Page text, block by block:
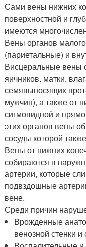
Сами вены нижних
поверхностной и
имеются
Вены органов
(париетальные) и
Висцеральные вены
яичников, матки,
семявыносящих
мужчин), а также от
сигмовидной и
этих органов вены
сосуды которой
Вены от нижних
собираются в
артерии, которые
подвздошные
вене.
Среди причин
Врожденные
венозной стенки и